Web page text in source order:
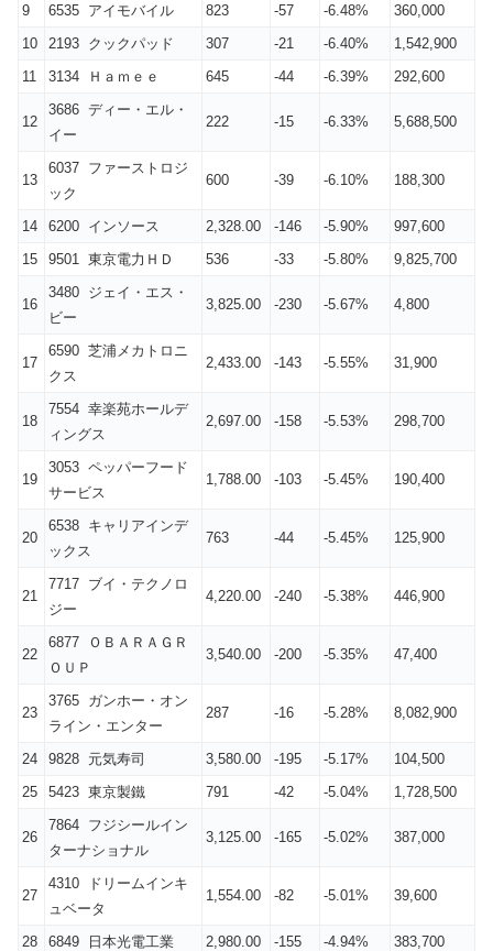
9 6535 アイモバイル 823 -57 -6.48%
360,000
10
2193 クックパッド 307 -21 -6.40%
1,542,900
11
3134 Ｈａｍｅｅ 645 -44 -6.39% 292,600
12
3686 ディー・エル・
イー
222 -15 -6.33% 5,688,500
13
6037 ファーストロジ
ック
600 -39 -6.10% 188,300
14 6200 インソース 2,328.00 -146 -5.90%
997,600
15
9501 東京電力ＨＤ 536 -33 -5.80% 9,825,700
16
3480 ジェイ・エス・
ビー
3,825.00 -230 -5.67% 4,800
17
6590 芝浦メカトロニ
クス
2,433.00 -143 -5.55% 31,900
18
7554 幸楽苑ホールデ
ィングス
2,697.00 -158 -5.53% 298,700
19
3053 ペッパーフード
サービス
1,788.00 -103 -5.45% 190,400
20
6538 キャリアインデ
ックス
763 -44 -5.45% 125,900
21
7717 ブイ・テクノロ
ジー
4,220.00 -240 -5.38% 446,900
22
6877 ＯＢＡＲＡＧＲ
ＯＵＰ
3,540.00 -200 -5.35% 47,400
23
3765 ガンホー・オン
ライン・エンター
287 -16 -5.28% 8,082,900
24 9828 元気寿司 3,580.00 -195 -5.17%
104,500
25
5423 東京製鐵 791 -42 -5.04% 1,728,500
26
7864 フジシールイン
ターナショナル
3,125.00 -165 -5.02% 387,000
27
4310 ドリームインキ
ュベータ
1,554.00 -82 -5.01% 39,600
28 6849 日本光電工業 2,980.00 -155 -4.94% 383,700